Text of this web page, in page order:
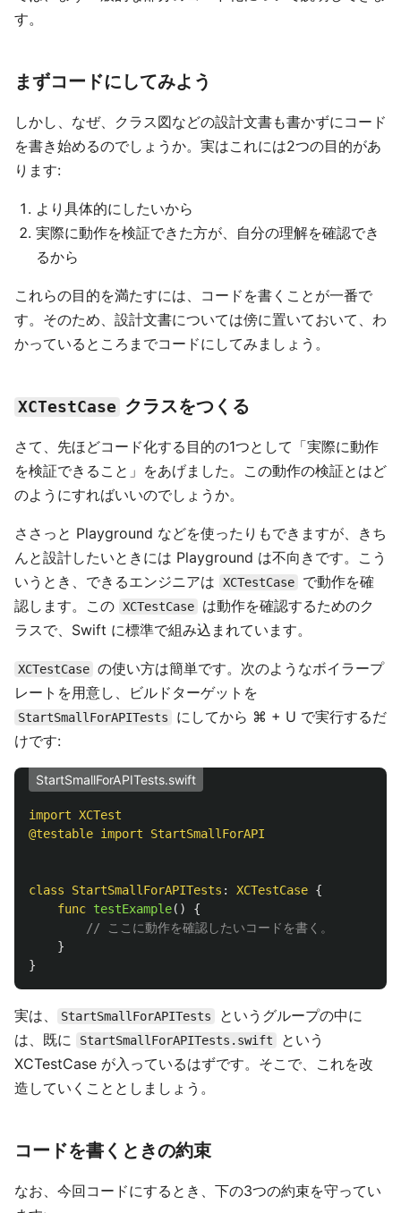
す。
まずコードにしてみよう
しかし、なぜ、クラス図などの設計文書も書かずにコード
を書き始めるのでしょうか。実はこれには2つの目的があ
ります:
より具体的にしたいから
実際に動作を検証できた方が、自分の理解を確認でき
るから
これらの目的を満たすには、コードを書くことが一番で
す。そのため、設計文書については傍に置いておいて、わ
かっているところまでコードにしてみましょう。
XCTestCase クラスをつくる
さて、先ほどコード化する目的の1つとして「実際に動作
を検証できること」をあげました。この動作の検証とはど
のようにすればいいのでしょうか。
ささっと Playground などを使ったりもできますが、きち
んと設計したいときには Playground は不向きです。こう
いうとき、できるエンジニアは
XCTestCase
で動作を確
認します。この XCTestCase
は動作を確認するためのク
ラスで、Swift に標準で組み込まれています。
XCTestCase の使い方は簡単です。次のようなボイラープ
レートを用意し、ビルドターゲットを
StartSmallForAPITests
にしてから ⌘ + U で実行するだ
けです:
StartSmallForAPITests.swift
import XCTest
@testable import StartSmallForAPI
class StartSmallForAPITests : XCTestCase {
func testExample()
{
// ここに動作を確認したいコードを書く。
}
}
実は、 StartSmallForAPITests
というグループの中に
は、既に
StartSmallForAPITests.swift
という
XCTestCase が入っているはずです。そこで、これを改
造していくこととしましょう。
コードを書くときの約束
なお、今回コードにするとき、下の3つの約束を守ってい